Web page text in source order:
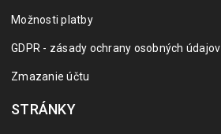
Možnosti platby
GDPR - zásady ochrany osobných údajov
Zmazanie účtu
STRÁNKY